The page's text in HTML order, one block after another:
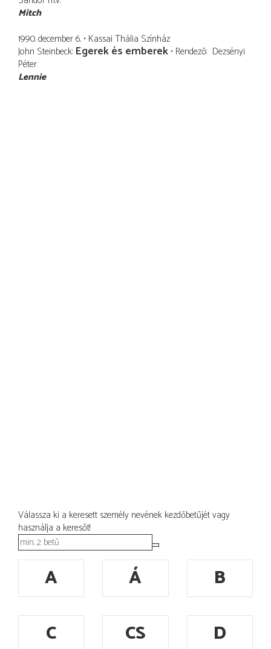
Mitch
1990. december 6. Kassai Thália Színház
John Steinbeck Egerek és emberek Rendező Dezsényi
Péter
Lennie
Válassza ki a keresett személy nevének kezdőbetűjét vagy
használja a keresőt!
A Á
B
C
CS
D